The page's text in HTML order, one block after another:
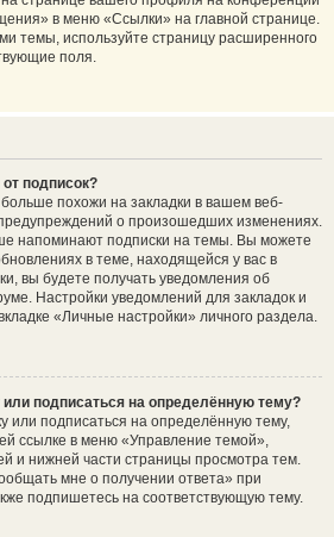
в меню «Ссылки» на главной странице.
темы, используйте страницу расширенного
поля.
подписок?
похожи на закладки в вашем веб-
о произошедших изменениях.
напоминают подписки на темы. Вы можете
в теме, находящейся у вас в
вы будете получать уведомления об
Настройки уведомлений для закладок и
«Личные настройки» личного раздела.
или подписаться на определённую тему?
или подписаться на определённую тему,
ссылке в меню «Управление темой»,
и нижней части страницы просмотра тем.
мне о получении ответа» при
подпишетесь на соответствующую тему.